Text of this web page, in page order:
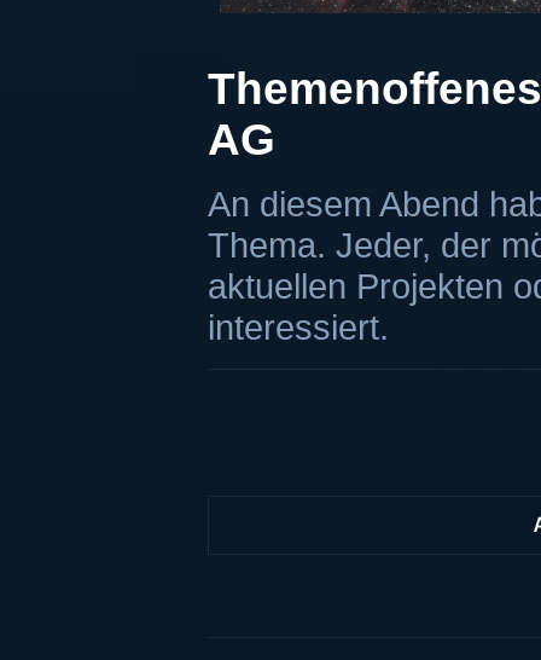
AG
An diesem Abend
Thema. Jeder, der
aktuellen Projekten
interessiert.